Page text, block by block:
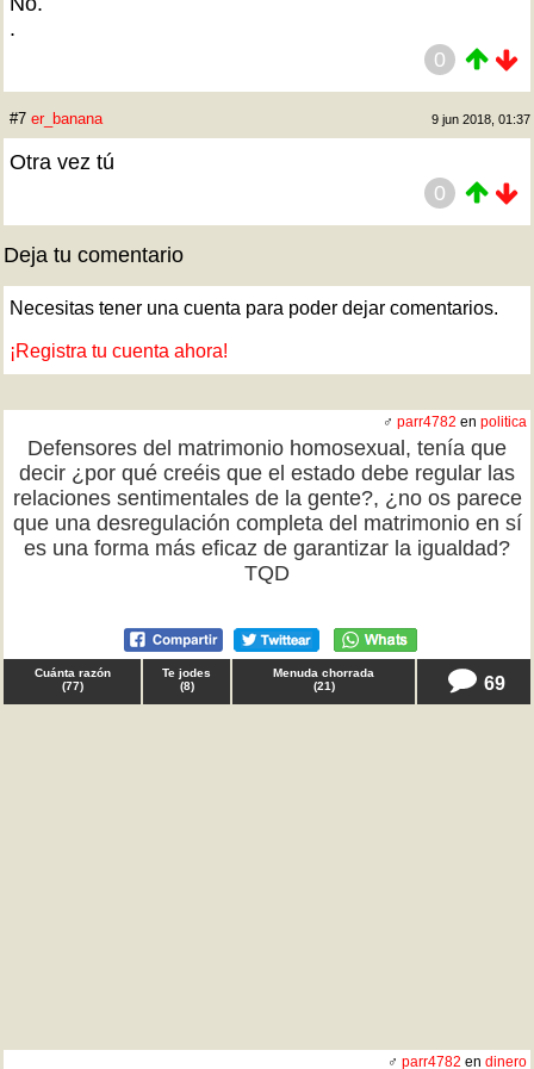
.
0
#7 er_banana 9 jun 2018, 01:37
Otra vez tú
0
Deja tu comentario
Necesitas tener una cuenta para poder dejar comentarios.
¡Registra tu cuenta ahora!
♂ parr4782 en politica
Defensores del matrimonio homosexual, tenía que
decir ¿por qué creéis que el estado debe regular las
relaciones sentimentales de la gente?, ¿no os parece
que una desregulación completa del matrimonio en sí
es una forma más eficaz de garantizar la igualdad?
TQD
Cuánta razón
(77)
Te jodes
(8)
Menuda chorrada
(21) 69
♂ parr4782 en dinero